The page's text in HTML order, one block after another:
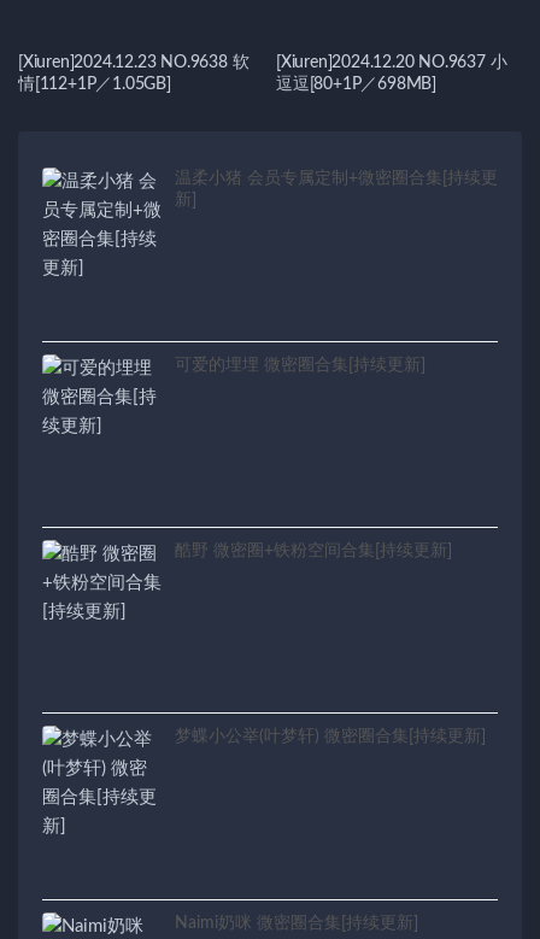
[Xiuren]2024.12.23 NO.9638 软
情[112+1P／1.05GB]
[Xiuren]2024.12.20 NO.9637 小
逗逗[80+1P／698MB]
温柔小猪 会员专属定制+微密圈合集[持续更
新]
可爱的埋埋 微密圈合集[持续更新]
酷野 微密圈+铁粉空间合集[持续更新]
梦蝶小公举(叶梦轩) 微密圈合集[持续更新]
Naimi奶咪 微密圈合集[持续更新]